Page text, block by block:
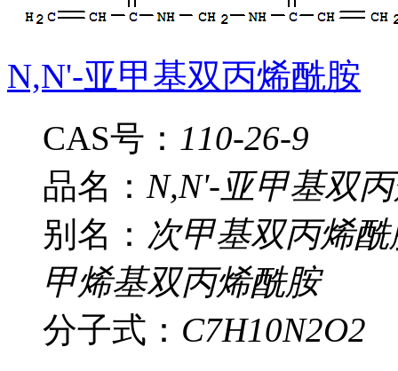
N,N'-亚甲基双丙烯酰胺
CAS号： 110-26-9
品名： N,N'-亚甲基双
别名： 次甲基双丙烯
甲烯基双丙烯酰胺
分子式： C7H10N2O2